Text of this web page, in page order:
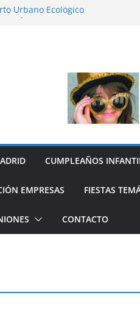
Urbano Ecológico
CUMPLEAÑOS
EMPRESAS FIESTAS
CONTACTO